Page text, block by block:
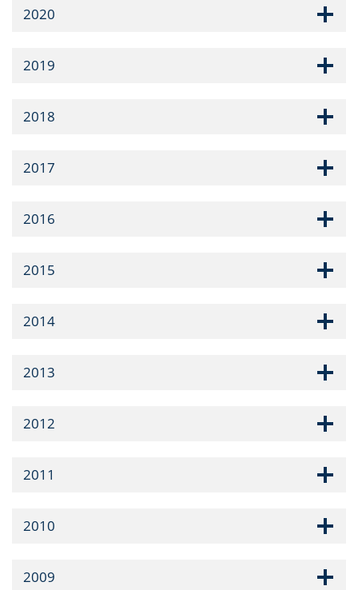
2020
2019
2018
2017
2016
2015
2014
2013
2012
2011
2010
2009